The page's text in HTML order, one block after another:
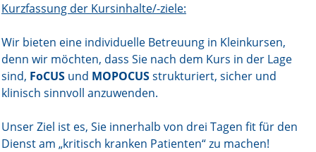
Bestell-Service
Stellenmarkt
Kongresskalender
Kurzfassung der Kursinhalte/-ziele:
Wir bieten eine individuelle Betreuung in Kleinkursen,
denn wir möchten, dass Sie nach dem Kurs in der Lage
sind, FoCUS und MOPOCUSstrukturiert, sicher und
klinisch sinnvoll anzuwenden.
Unser Ziel ist es, Sie innerhalb von drei Tagen fit für den
Dienst am „kritisch kranken Patienten“ zu machen!